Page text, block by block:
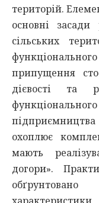
територій.
основні
сільських
припущення
дієвості та
охоплює
мають
догори».
обґрунтовано